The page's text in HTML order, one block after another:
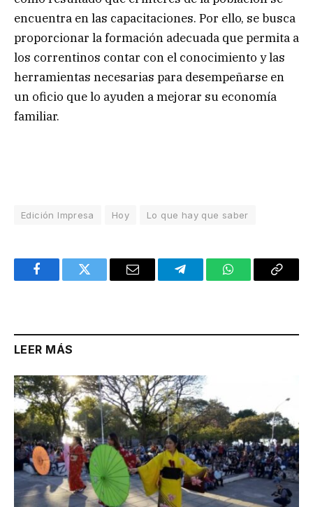
encuentra en las capacitaciones. Por ello, se busca
proporcionar la formación adecuada que permita a
los correntinos contar con el conocimiento y las
herramientas necesarias para desempeñarse en
un oficio que lo ayuden a mejorar su economía
familiar.
Edición Impresa Hoy Lo que hay que saber
FacebookTwitter Email TelegramWhatsAppCopy
LEER MÁS